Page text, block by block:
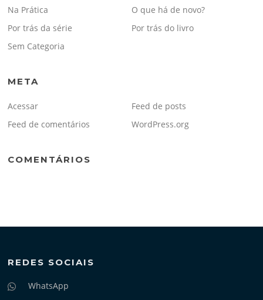
Na Prática
O que há de novo?
Por trás da série
Por trás do livro
Sem Categoria
META
Acessar
Feed de posts
Feed de comentários
WordPress.org
COMENTÁRIOS
REDES SOCIAIS
WhatsApp